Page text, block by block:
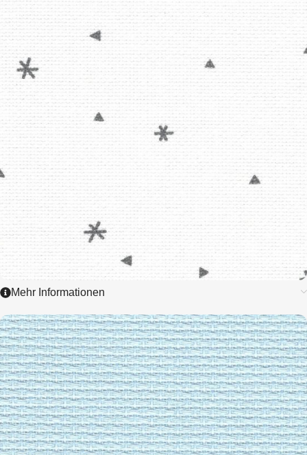
7,0 / cm - 18 ct.
ZUM ARTIKEL
3326
AIDA EXTRA FINE
8,0 / cm - 20 ct.
ZUM ARTIKEL
Mehr Informationen